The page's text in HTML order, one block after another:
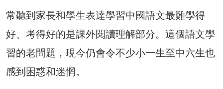
常聽到家長和學生表達學習中國語文最難學得
好、考得好的是課外閱讀理解部分。這個語文學
習的老問題，現今仍會令不少小一生至中六生也
感到困惑和迷惘。